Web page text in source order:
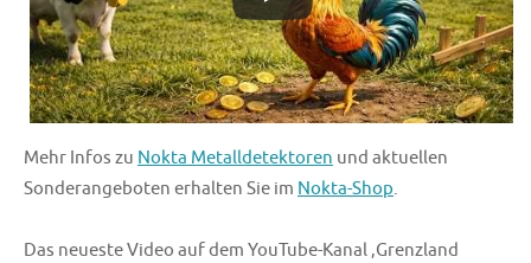
Mehr Infos zu Nokta Metalldetektoren und aktuellen
Sonderangeboten erhalten Sie im Nokta-Shop.
Das neueste Video auf dem YouTube-Kanal ‚Grenzland